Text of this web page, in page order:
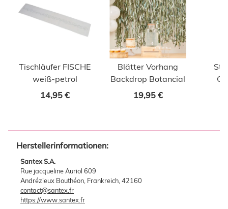
Tischläufer FISCHE
weiß-petrol
14,95 €
Blätter Vorhang
Backdrop Botancial
19,95 €
Herstellerinformationen:
Santex S.A.
Rue jacqueline Auriol 609
Andrézieux Bouthéon, Frankreich, 42160
contact@santex.fr
https://www.santex.fr